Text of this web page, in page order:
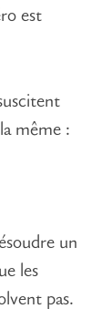
est
même :
un
les
pas.